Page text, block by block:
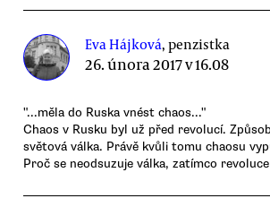
Eva Hájková, penzistka
26. února 2017 v 16.08
"...měla do Ruska vnést chaos..."
Chaos v Rusku byl už před revolucí.
světová válka. Právě kvůli tomu chaosu
Proč se neodsuzuje válka, zatímco